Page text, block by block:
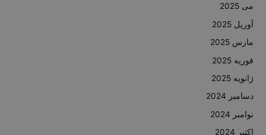
می 2025
آوریل 2025
مارس 2025
فوریه 2025
ژانویه 2025
دسامبر 2024
نوامبر 2024
اکتبر 2024